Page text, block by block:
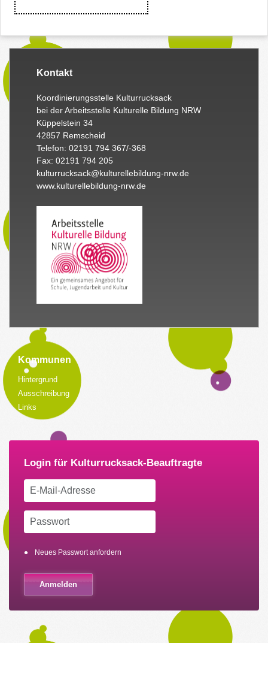
Kontakt
Koordinierungsstelle Kulturrucksack
bei der Arbeitsstelle Kulturelle Bildung NRW
Küppelstein 34
42857 Remscheid
Telefon: 02191 794 367/-368
Fax: 02191 794 205
kulturrucksack@kulturellebildung-nrw.de
www.kulturellebildung-nrw.de
Kommunen
Hintergrund
Ausschreibung
Links
Neues Passwort anfordern